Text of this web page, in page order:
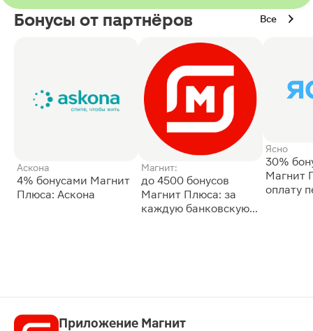
Бонусы от партнёров Все
Аскона
4% бонусами Магнит
Плюса: Аскона
Магнит:
до 4500 бонусов
Магнит Плюса: за
каждую банковскую
Ясно
30%
Магнит
оплату
Приложение Магнит